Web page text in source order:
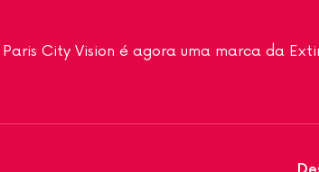
Paris City Vision é agora uma marca da